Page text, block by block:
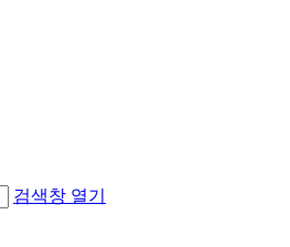
검색창 열기